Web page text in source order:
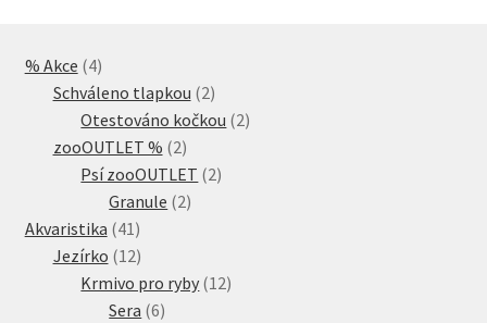
% Akce 44
produkty
Schváleno tlapkou 22
produkty
Otestováno kočkou 22
zooOUTLET % 22
produkty
Psí zooOUTLET 22
Granule 22
Akvaristika 41 41
produktů
Jezírko 1212
produktů
Krmivo pro ryby 1212
Sera 66